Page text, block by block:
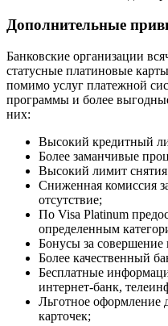
Дополнительные
Банковские организации
статусные платиновые
помимо услуг платежной
программы и более
них:
Высокий кредитный
Более заманчивые
Высокий лимит
Сниженная комиссия
отсутствие;
По Visa Platinum
определенным
Бонусы за совершение
Более качественный
Бесплатные
интернет-банк,
Льготное оформление
карточек;